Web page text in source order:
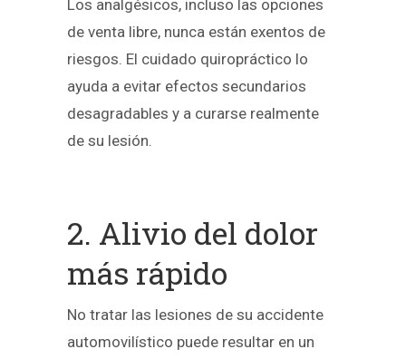
Los analgésicos, incluso las opciones
de venta libre, nunca están exentos de
riesgos. El cuidado quiropráctico lo
ayuda a evitar efectos secundarios
desagradables y a curarse realmente
de su lesión.
2. Alivio del dolor
más rápido
No tratar las lesiones de su accidente
automovilístico puede resultar en un